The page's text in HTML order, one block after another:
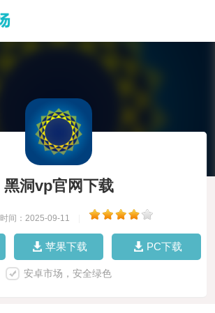
黑洞vp官网下载
时间：2025-09-11
苹果下载 PC下载
安卓市场，安全绿色